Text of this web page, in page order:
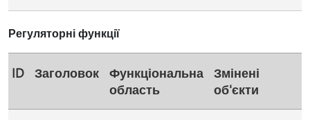
Регуляторні функції
ID Заголовок
Функціональна
область
Змінені
об'єкти